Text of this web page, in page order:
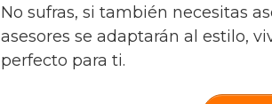
No sufras, si también necesitas
asesores se adaptarán al estilo,
perfecto para ti.